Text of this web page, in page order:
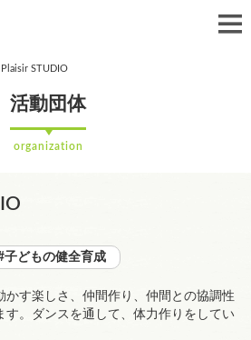
Plaisir STUDIO
活動団体
organization
子どもの健全育成
かす楽しさ、仲間作り、仲間との協調性
す。ダンスを通して、体力作りをしてい